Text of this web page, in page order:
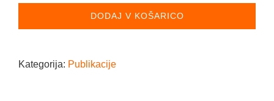
Modic,
Pečarič,
DODAJ V KOŠARICO
Kategorija: Publikacije